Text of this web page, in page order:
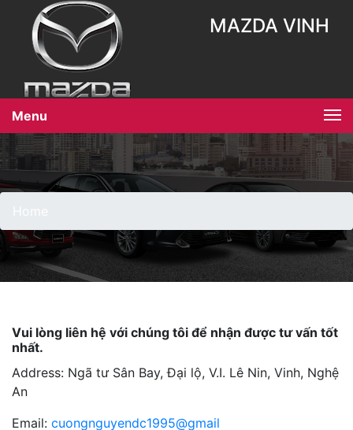
MAZDA VINH
Menu
Vui lòng liên hệ với chúng tôi để nhận được tư vấn tốt
nhất.
Address: Ngã tư Sân Bay, Đại lộ, V.I. Lê Nin, Vinh, Nghệ
An
Email: cuongnguyendc1995@gmail